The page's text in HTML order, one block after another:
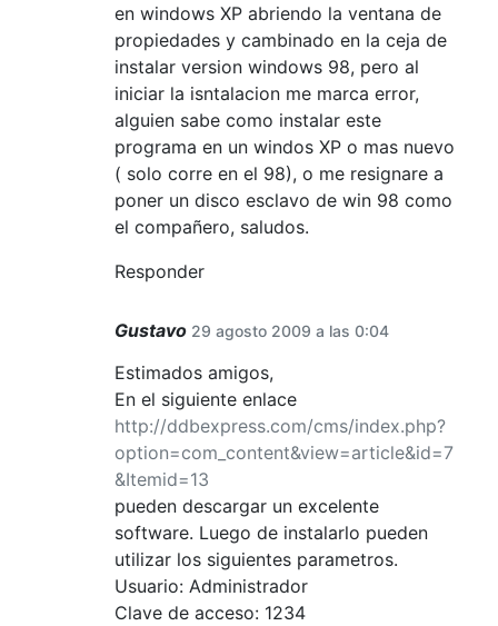
en windows XP abriendo la ventana de
propiedades y cambinado en la ceja de
instalar version windows 98, pero al
iniciar la isntalacion me marca error,
alguien sabe como instalar este
programa en un windos XP o mas nuevo
( solo corre en el 98), o me resignare a
poner un disco esclavo de win 98 como
el compañero, saludos.
Responder
Gustavo 29 agosto 2009 a las 0:04
Estimados amigos,
En el siguiente enlace
http://ddbexpress.com/cms/index.php?
option=com_content&view=article&id=7
&Itemid=13
pueden descargar un excelente
software. Luego de instalarlo pueden
utilizar los siguientes parametros.
Usuario: Administrador
Clave de acceso: 1234